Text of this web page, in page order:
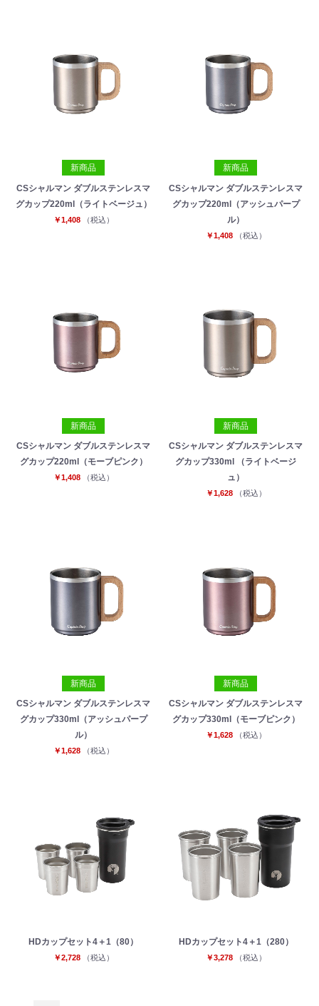
新商品
CSシャルマン ダブルステンレスマ
グカップ220ml（ライトベージュ）
￥1,408 （税込）
新商品
CSシャルマン ダブルステンレスマ
グカップ220ml（アッシュパープ
ル）
￥1,408 （税込）
新商品
CSシャルマン ダブルステンレスマ
グカップ220ml（モーブピンク）
￥1,408 （税込）
新商品
CSシャルマン ダブルステンレスマ
グカップ330ml （ライトベージ
ュ）
￥1,628 （税込）
新商品
CSシャルマン ダブルステンレスマ
グカップ330ml（アッシュパープ
ル）
￥1,628 （税込）
新商品
CSシャルマン ダブルステンレスマ
グカップ330ml（モーブピンク）
￥1,628 （税込）
HDカップセット4＋1（80）
￥2,728 （税込）
HDカップセット4＋1（280）
￥3,278 （税込）
お買い物を続ける カートへ進む